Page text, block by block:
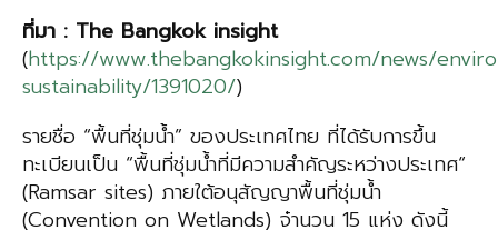
ที่มา : The Bangkok insight
(https://www.thebangkokinsight.com/news/
sustainability/1391020/)
รายชื่อ “พื้นที่ชุ่มน้ำ” ของประเทศไทย ที่ได้รับการขึ้น
ทะเบียนเป็น “พื้นที่ชุ่มน้ำที่มีความสำคัญระหว่างประเทศ“
(Ramsar sites) ภายใต้อนุสัญญาพื้นที่ชุ่มน้ำ
(Convention on Wetlands) จ๋านวน 15 แห่ง ดังนี้